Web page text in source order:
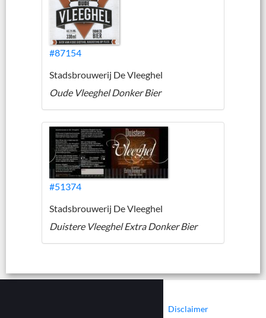
#87154
Stadsbrouwerij De Vleeghel
Oude Vleeghel Donker Bier
#51374
Stadsbrouwerij De Vleeghel
Duistere Vleeghel Extra Donker Bier
Disclaimer